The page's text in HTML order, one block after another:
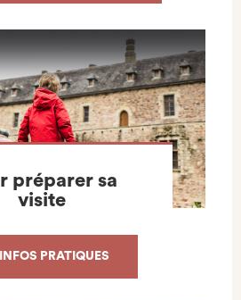
préparer sa
visite
PRATIQUES